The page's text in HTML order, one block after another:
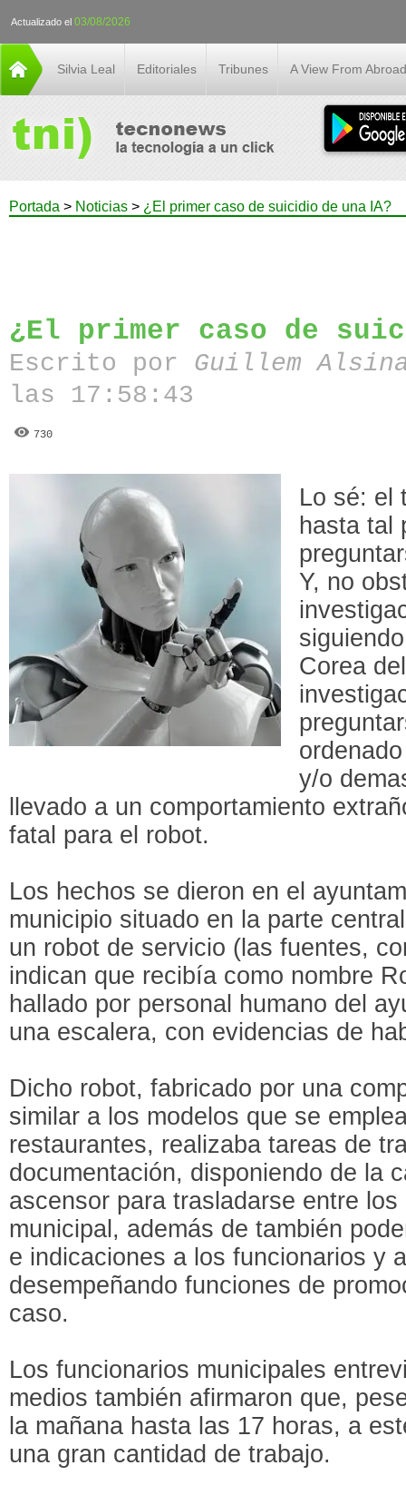
Actualizado el 03/08/2026
Silvia Leal Editoriales Tribunes A View From Abroad
Portada > Noticias > ¿El primer caso de suicidio de una IA?
¿El primer caso de
Escrito por Guillem
las 17:58:43
730
Lo sé: el
hasta tal
Y, no
Corea
y/o
llevado a un comportamiento
fatal para el robot.
Los hechos se dieron en el
municipio situado en la parte
un robot de servicio (las fuentes,
indican que recibía como nombre
hallado por personal humano del
una escalera, con evidencias de
Dicho robot, fabricado por una
similar a los modelos que se
restaurantes, realizaba tareas de
documentación, disponiendo de la
ascensor para trasladarse entre
municipal, además de también
e indicaciones a los funcionarios y
desempeñando funciones de
caso.
Los funcionarios municipales
medios también afirmaron que,
la mañana hasta las 17 horas, a
una gran cantidad de trabajo.